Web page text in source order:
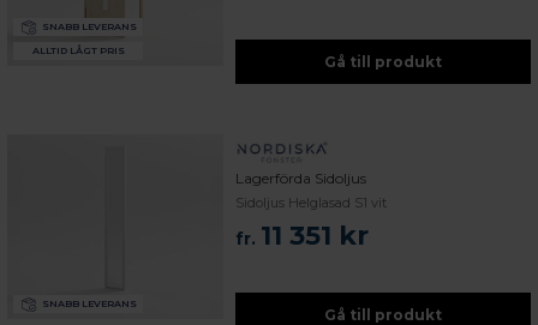
SNABB LEVERANS
ALLTID LÅGT PRIS
Gå till produkt
SNABB LEVERANS
Lagerförda Sidoljus
Sidoljus Helglasad S1 vit
fr. 11 351 kr
Gå till produkt